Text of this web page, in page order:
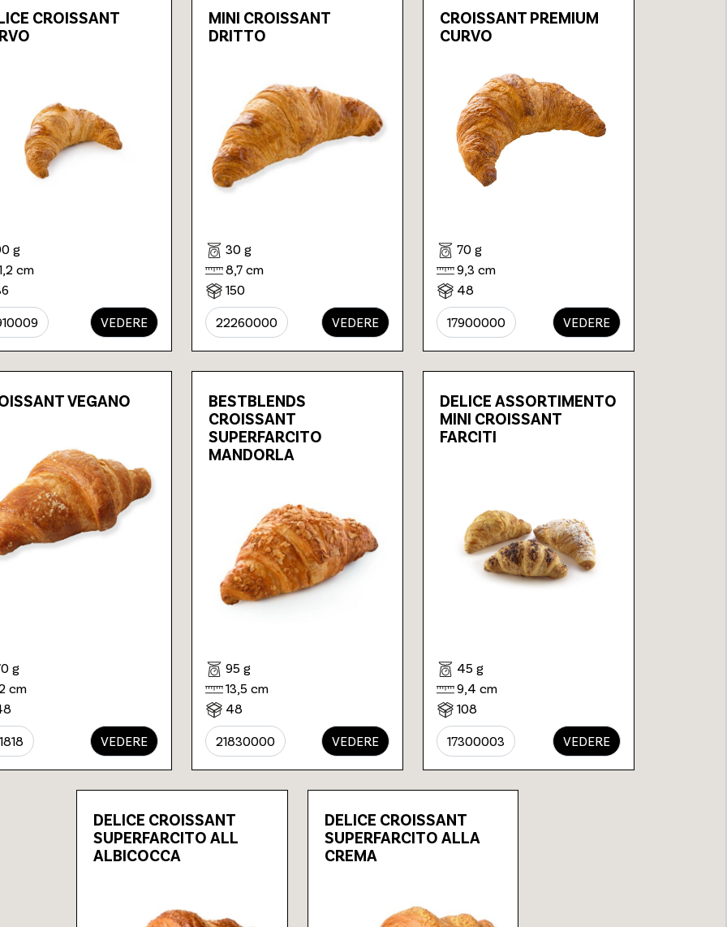
CROISSANT
g
cm
VEDERE
MINI CROISSANT
DRITTO
30 g
8,7 cm
150
22260000 VEDERE
CROISSANT PREMIUM
CURVO
70 g
9,3 cm
48
17900000 VEDERE
VEGANO
g
cm
VEDERE
BESTBLENDS
CROISSANT
SUPERFARCITO
MANDORLA
95 g
13,5 cm
48
21830000 VEDERE
DELICE ASSORTIMENTO
MINI CROISSANT
FARCITI
45 g
9,4 cm
108
17300003 VEDERE
DELICE CROISSANT
SUPERFARCITO ALL
ALBICOCCA
DELICE CROISSANT
SUPERFARCITO ALLA
CREMA